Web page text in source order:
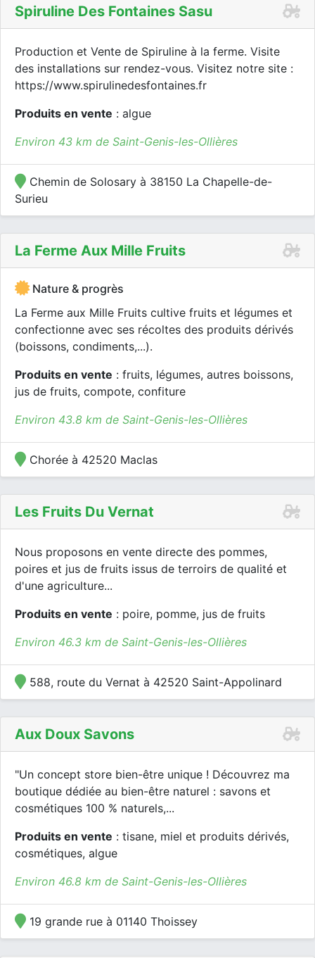
Spiruline Des Fontaines Sasu
Production et Vente de Spiruline à la ferme. Visite
des installations sur rendez-vous. Visitez notre site :
https://www.spirulinedesfontaines.fr
Produits en vente : algue
Environ 43 km de Saint-Genis-les-Ollières
Chemin de Solosary à 38150 La Chapelle-de-
Surieu
La Ferme Aux Mille Fruits
Nature & progrès
La Ferme aux Mille Fruits cultive fruits et légumes et
confectionne avec ses récoltes des produits dérivés
(boissons, condiments,...).
Produits en vente : fruits, légumes, autres boissons,
jus de fruits, compote, confiture
Environ 43.8 km de Saint-Genis-les-Ollières
Chorée à 42520 Maclas
Les Fruits Du Vernat
Nous proposons en vente directe des pommes,
poires et jus de fruits issus de terroirs de qualité et
d'une agriculture...
Produits en vente : poire, pomme, jus de fruits
Environ 46.3 km de Saint-Genis-les-Ollières
588, route du Vernat à 42520 Saint-Appolinard
Aux Doux Savons
"Un concept store bien-être unique ! Découvrez ma
boutique dédiée au bien-être naturel : savons et
cosmétiques 100 % naturels,...
Produits en vente : tisane, miel et produits dérivés,
cosmétiques, algue
Environ 46.8 km de Saint-Genis-les-Ollières
19 grande rue à 01140 Thoissey